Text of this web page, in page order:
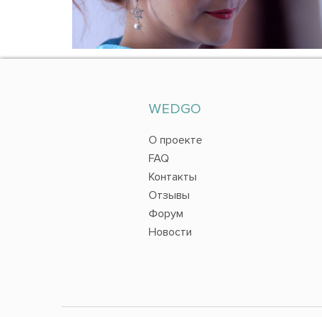
WEDGO
О проекте
FAQ
Контакты
Отзывы
Форум
Новости